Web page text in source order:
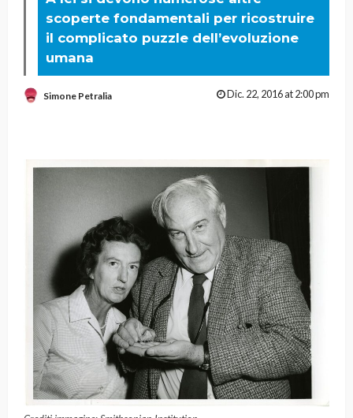
scoperte fondamentali per ricostruire
il complicato puzzle dell’evoluzione
umana
Simone Petralia Dic. 22, 2016 at 2:00 pm